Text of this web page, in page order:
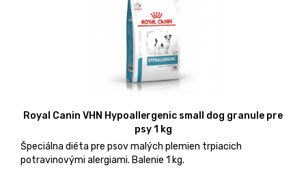
Royal Canin VHN Hypoallergenic small dog granule pre
psy 1 kg
Špeciálna diéta pre psov malých plemien trpiacich
potravinovými alergiami. Balenie 1 kg.